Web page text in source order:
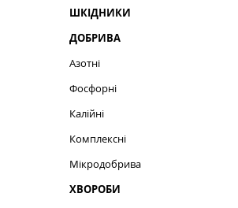
ШКІДНИКИ
ДОБРИВА
Азотні
Фосфорні
Калійні
Комплексні
Мікродобрива
ХВОРОБИ